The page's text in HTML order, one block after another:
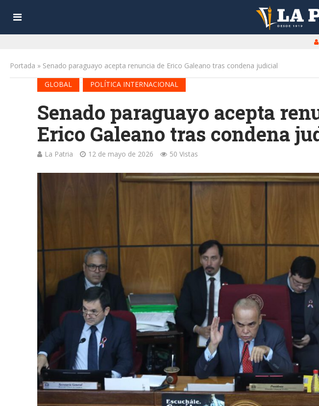
Portada » Senado paraguayo acepta renuncia de Erico Galeano tras condena judicial
GLOBAL
POLÍTICA INTERNACIONAL
Senado paraguayo acepta
Erico Galeano tras condena
La Patria 12 de mayo de 2026 50 Vistas